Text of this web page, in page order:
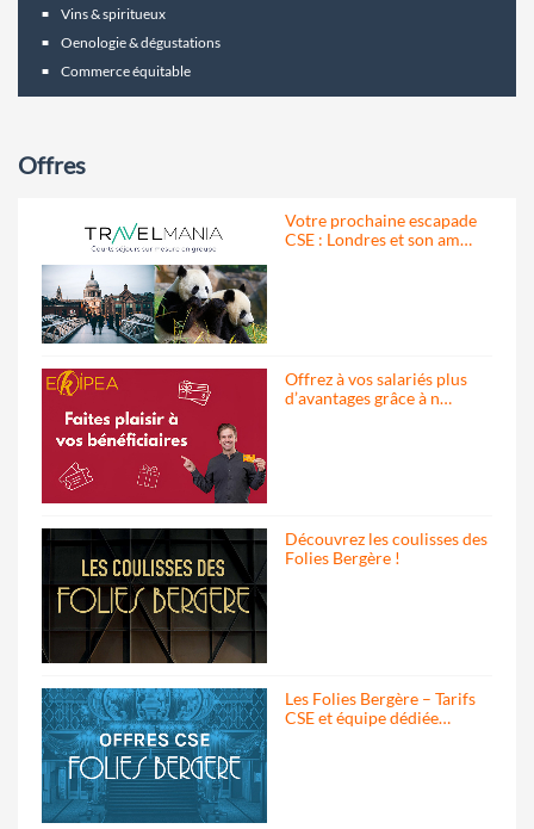
Vins & spiritueux
Oenologie & dégustations
Commerce équitable
Offres
Votre prochaine escapade
CSE : Londres et son am…
Offrez à vos salariés plus
d’avantages grâce à n…
Découvrez les coulisses des
Folies Bergère !
Les Folies Bergère – Tarifs
CSE et équipe dédiée…